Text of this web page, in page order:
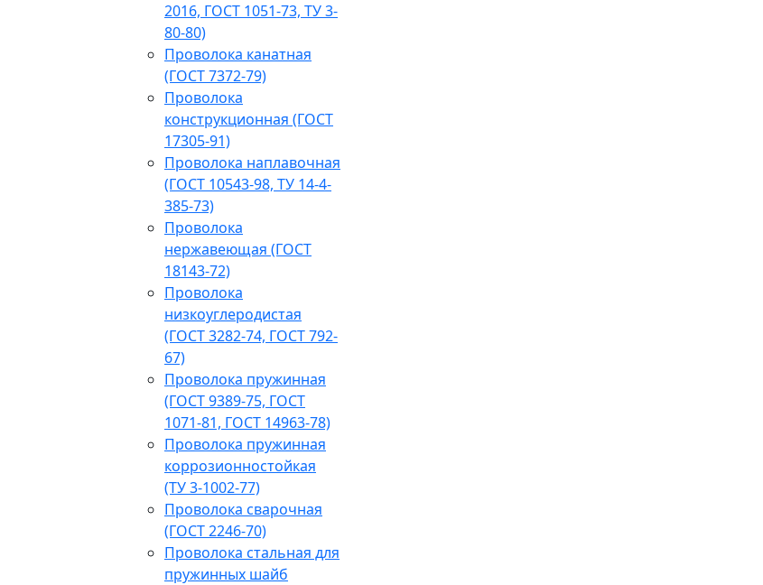
2016, ГОСТ 1051-73, ТУ 3-
80-80)
Проволока канатная
(ГОСТ 7372-79)
Проволока
конструкционная (ГОСТ
17305-91)
Проволока наплавочная
(ГОСТ 10543-98, ТУ 14-4-
385-73)
Проволока
нержавеющая (ГОСТ
18143-72)
Проволока
низкоуглеродистая
(ГОСТ 3282-74, ГОСТ 792-
67)
Проволока пружинная
(ГОСТ 9389-75, ГОСТ
1071-81, ГОСТ 14963-78)
Проволока пружинная
коррозионностойкая
(ТУ 3-1002-77)
Проволока сварочная
(ГОСТ 2246-70)
Проволока стальная для
пружинных шайб